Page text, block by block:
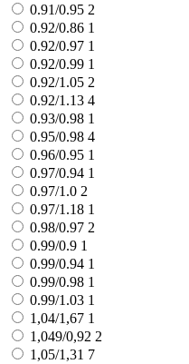
0.91/0.95 2
0.92/0.86 1
0.92/0.97 1
0.92/0.99 1
0.92/1.05 2
0.92/1.13 4
0.93/0.98 1
0.95/0.98 4
0.96/0.95 1
0.97/0.94 1
0.97/1.0 2
0.97/1.18 1
0.98/0.97 2
0.99/0.9 1
0.99/0.94 1
0.99/0.98 1
0.99/1.03 1
1,04/1,67 1
1,049/0,92 2
1,05/1,31 7